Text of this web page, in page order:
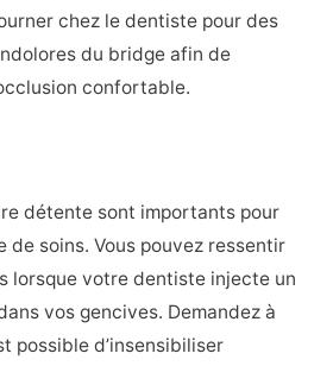
chez le dentiste pour des
du bridge afin de
confortable.
détente sont importants pour
de soins. Vous pouvez ressentir
lorsque votre dentiste injecte un
vos gencives. Demandez à
possible d’insensibiliser